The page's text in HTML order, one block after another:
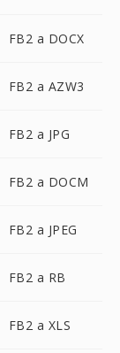
FB2 a DOCX
FB2 a AZW3
FB2 a JPG
FB2 a DOCM
FB2 a JPEG
FB2 a RB
FB2 a XLS